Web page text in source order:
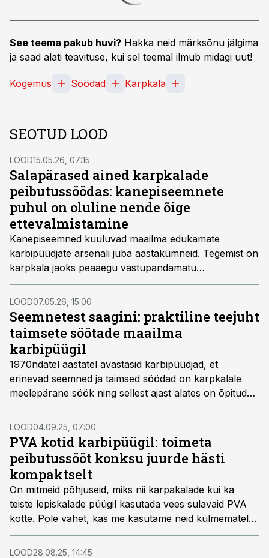
See teema pakub huvi? Hakka neid märksõnu jälgima
ja saad alati teavituse, kui sel teemal ilmub midagi uut!
Kogemus Söödad Karpkala
SEOTUD LOOD
LOOD15.05.26, 07:15
Salapärased ained karpkalade
peibutussöödas: kanepiseemnete
puhul on oluline nende õige
ettevalmistamine
Kanepiseemned kuuluvad maailma edukamate
karbipüüdjate arsenali juba aastakümneid. Tegemist on
karpkala jaoks peaaegu vastupandamatu
komponentiga, mille mõju ei põhine ainult lõhnal või
maitsel, vaid mille taga peitub terve rida huvitavaid
omadusi. Mis teeb sellest tagasihoidlikust seemnest nii
tugeva peibutaja ja kuidas seda õigesti kasutada?
Selles loos vaatame lähemalt, kuidas
kanepiseemnetest maksimum võtta.
LOOD07.05.26, 15:00
Seemnetest saagini: praktiline teejuht
taimsete söötade maailma
karbipüügil
1970ndatel aastatel avastasid karbipüüdjad, et
erinevad seemned ja taimsed söödad on karpkalale
meelepärane söök ning sellest ajast alates on õpitud
neid peibutamisel ja kalapüügil kasutama. Enamikke
seemneid, mida sisaldab meie söödavaiba segu, saab
kasutada ka konksusöödana.
LOOD04.09.25, 07:00
PVA kotid karbipüügil: toimeta
peibutussööt konksu juurde hästi
kompaktselt
On mitmeid põhjuseid, miks nii karpakalade kui ka
teiste lepiskalade püügil kasutada vees sulavaid PVA
kotte. Pole vahet, kas me kasutame neid külmematel
sügiskuudel või soojematel suvekuudel, edukas on see
taktika igal juhul.
LOOD28.08.25, 14:45